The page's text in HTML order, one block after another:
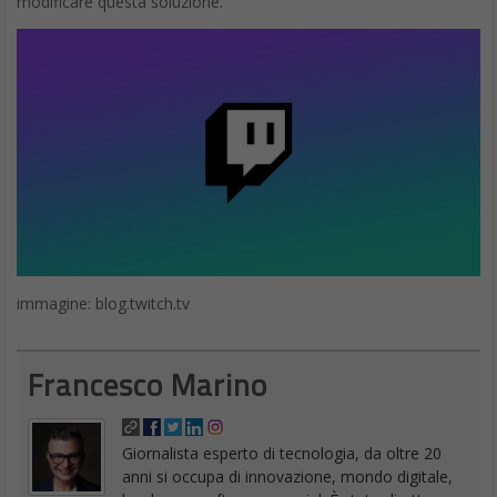
immagine: blog.twitch.tv
Francesco Marino
Giornalista esperto di tecnologia, da oltre 20
anni si occupa di innovazione, mondo digitale,